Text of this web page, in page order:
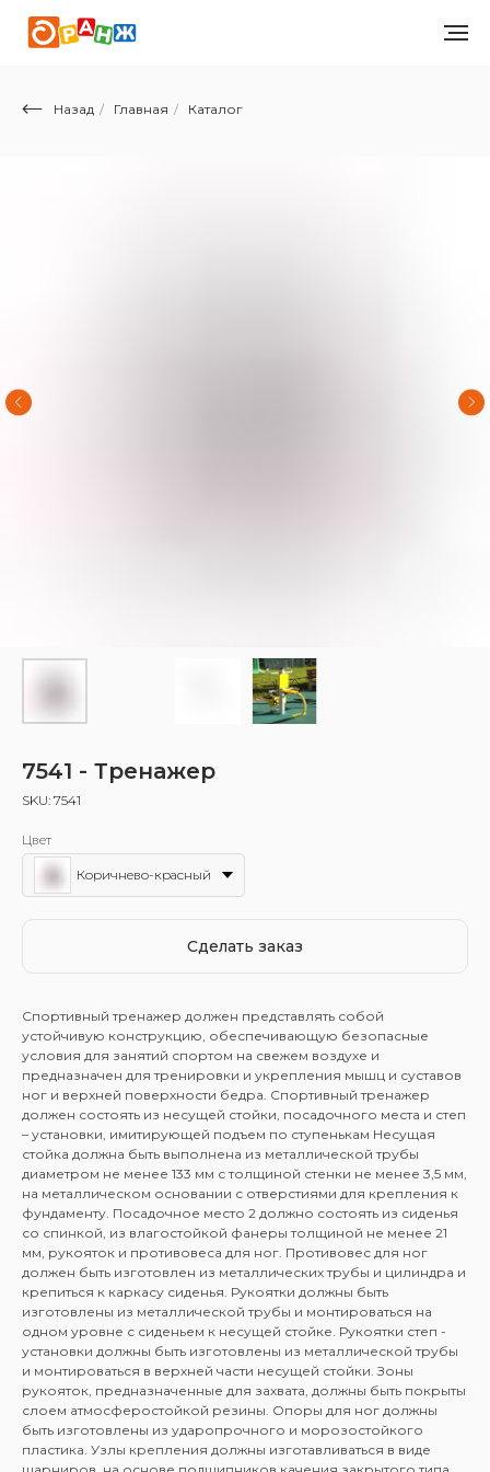
Назад / Главная / Каталог
7541 - Тренажер
SKU: 7541
Цвет
Коричнево-красный
Сделать заказ
Спортивный тренажер должен представлять собой
устойчивую конструкцию, обеспечивающую безопасные
условия для занятий спортом на свежем воздухе и
предназначен для тренировки и укрепления мышц и суставов
ног и верхней поверхности бедра. Спортивный тренажер
должен состоять из несущей стойки, посадочного места и степ
– установки, имитирующей подъем по ступенькам Несущая
стойка должна быть выполнена из металлической трубы
диаметром не менее 133 мм с толщиной стенки не менее 3,5 мм,
на металлическом основании с отверстиями для крепления к
фундаменту. Посадочное место 2 должно состоять из сиденья
со спинкой, из влагостойкой фанеры толщиной не менее 21
мм, рукояток и противовеса для ног. Противовес для ног
должен быть изготовлен из металлических трубы и цилиндра и
крепиться к каркасу сиденья. Рукоятки должны быть
изготовлены из металлической трубы и монтироваться на
одном уровне с сиденьем к несущей стойке. Рукоятки степ -
установки должны быть изготовлены из металлической трубы
и монтироваться в верхней части несущей стойки. Зоны
рукояток, предназначенные для захвата, должны быть покрыты
слоем атмосферостойкой резины. Опоры для ног должны
быть изготовлены из ударопрочного и морозостойкого
пластика. Узлы крепления должны изготавливаться в виде